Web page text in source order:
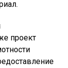
проект